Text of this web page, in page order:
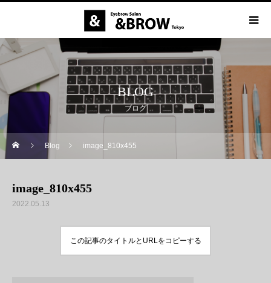
BLOG
ブログ
Blog image_810x455
image_810x455
2022.05.13
この記事のタイトルとURLをコピーする